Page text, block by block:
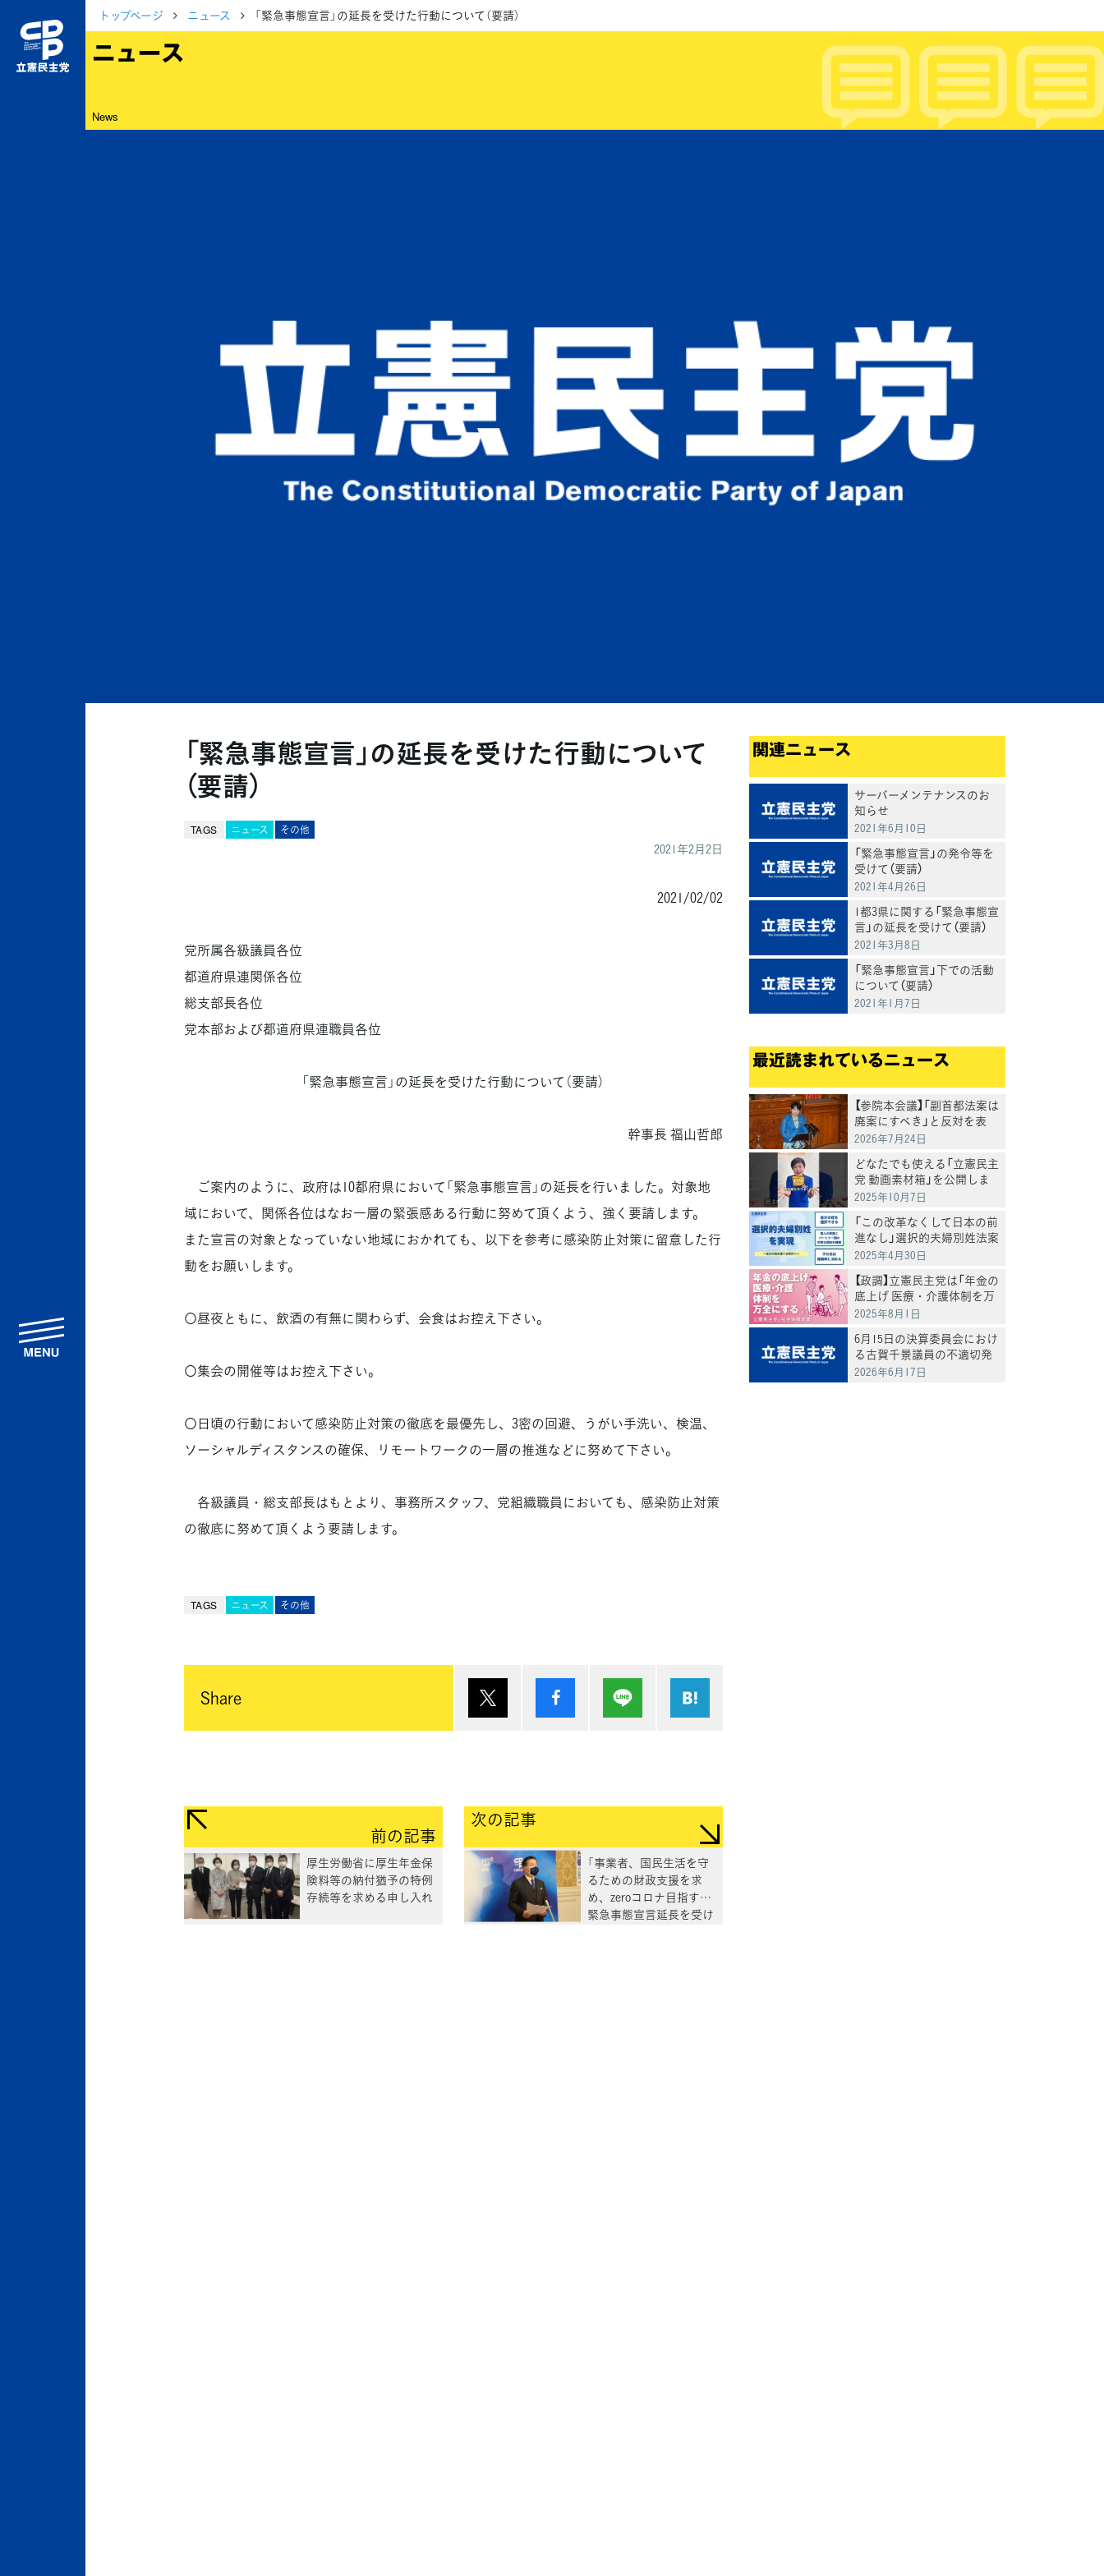
トップページ ニュース 「緊急事態宣言」の延長を受けた行動について（要請）
ニュース
News
「緊急事態宣言」の延長を受けた行動について
（要請）
TAGS ニュース その他
2021年2月2日
2021/02/02
党所属各級議員各位
都道府県連関係各位
総支部長各位
党本部および都道府県連職員各位
「緊急事態宣言」の延長を受けた行動について（要請）
幹事長 福山哲郎
ご案内のように、政府は10都府県において「緊急事態宣言」の延長を行いました。対象地
域において、関係各位はなお一層の緊張感ある行動に努めて頂くよう、強く要請します。
また宣言の対象となっていない地域におかれても、以下を参考に感染防止対策に留意した行
動をお願いします。
〇昼夜ともに、飲酒の有無に関わらず、会食はお控え下さい。
〇集会の開催等はお控え下さい。
〇日頃の行動において感染防止対策の徹底を最優先し、3密の回避、うがい手洗い、検温、
ソーシャルディスタンスの確保、リモートワークの一層の推進などに努めて下さい。
各級議員・総支部長はもとより、事務所スタッフ、党組織職員においても、感染防止対策
の徹底に努めて頂くよう要請します。
TAGS ニュース その他
Share シェア Lineで送る
前の記事
厚生労働省に厚生年金保
険料等の納付猶予の特例
存続等を求める申し入れ
次の記事
「事業者、国民生活を守
るための財政支援を求
め、zeroコロナ目指す」
緊急事態宣言延長を受け
関連ニュース
サーバーメンテナンスのお
知らせ
2021年6月10日
「緊急事態宣言」の発令等を
受けて（要請）
2021年4月26日
1都3県に関する「緊急事態宣
言」の延長を受けて（要請）
2021年3月8日
「緊急事態宣言」下での活動
について（要請）
2021年1月7日
最近読まれているニュース
【参院本会議】「副首都法案は
廃案にすべき」と反対を表
明 岸真紀子議員
2026年7月24日
どなたでも使える「立憲民主
党 動画素材箱」を公開しま
した
2025年10月7日
「この改革なくして日本の前
進なし」選択的夫婦別姓法案
を提出
2025年4月30日
【政調】立憲民主党は「年金の
底上げ 医療・介護体制を万
全にする」
2025年8月1日
6月15日の決算委員会におけ
る古賀千景議員の不適切発
言と処分について
2026年6月17日